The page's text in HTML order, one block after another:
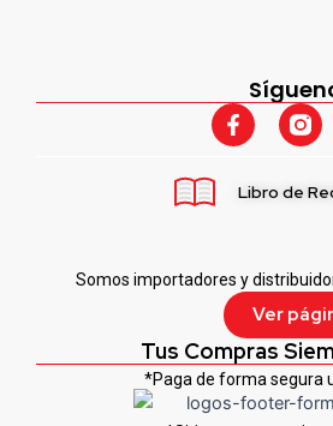
Somos importadores y
Ver
Tus Compras
*Paga de forma segura
F
a
b
-
Libro de